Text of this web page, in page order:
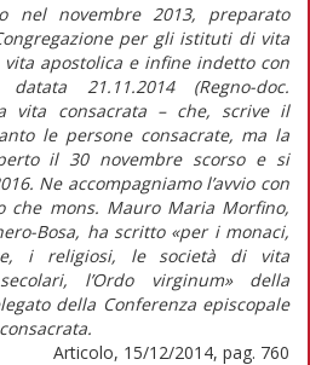
nel novembre 2013, preparato
per gli istituti di vita
apostolica e infine indetto con
21.11.2014 (Regno-doc.
vita consacrata – che, scrive il
le persone consacrate, ma la
il 30 novembre scorso e si
Ne accompagniamo l’avvio con
che mons. Mauro Maria Morfino,
Bosa, ha scritto «per i monaci,
i religiosi, le società di vita
l’Ordo virginum» della
della Conferenza episcopale
Articolo, 15/12/2014, pag. 760